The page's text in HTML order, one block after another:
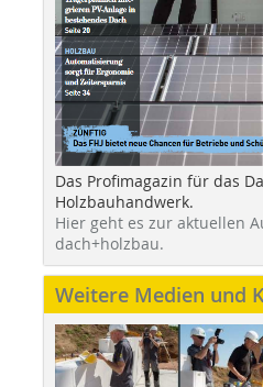
Das Profimagazin für das
Holzbauhandwerk.
Hier geht es zur aktuellen
dach+holzbau.
Weitere Medien und